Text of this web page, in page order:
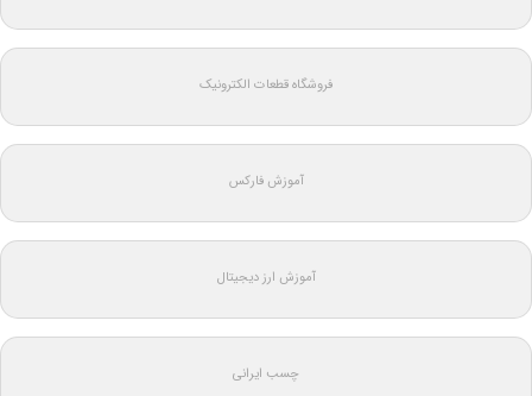
فروشگاه قطعات الکترونیک
آموزش فارکس
آموزش ارز دیجیتال
چسب ایرانی